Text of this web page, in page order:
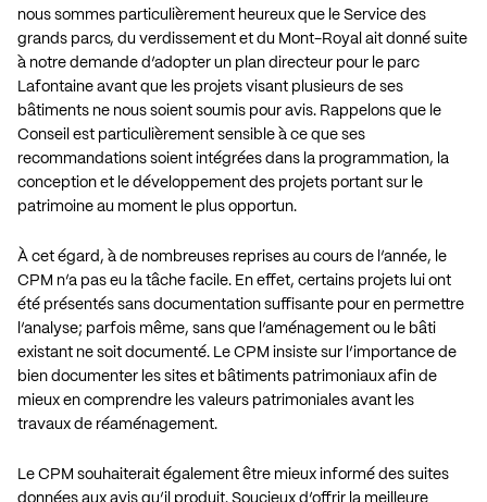
nous sommes particulièrement heureux que le Service des
grands parcs, du verdissement et du Mont-Royal ait donné suite
à notre demande d’adopter un plan directeur pour le parc
Lafontaine avant que les projets visant plusieurs de ses
bâtiments ne nous soient soumis pour avis. Rappelons que le
Conseil est particulièrement sensible à ce que ses
recommandations soient intégrées dans la programmation, la
conception et le développement des projets portant sur le
patrimoine au moment le plus opportun.
À cet égard, à de nombreuses reprises au cours de l’année, le
CPM n’a pas eu la tâche facile. En effet, certains projets lui ont
été présentés sans documentation suffisante pour en permettre
l’analyse; parfois même, sans que l’aménagement ou le bâti
existant ne soit documenté. Le CPM insiste sur l’importance de
bien documenter les sites et bâtiments patrimoniaux afin de
mieux en comprendre les valeurs patrimoniales avant les
travaux de réaménagement.
Le CPM souhaiterait également être mieux informé des suites
données aux avis qu’il produit. Soucieux d’offrir la meilleure